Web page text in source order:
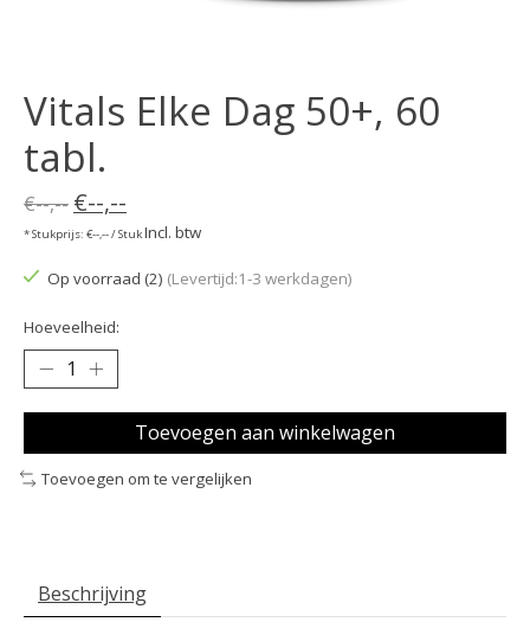
Vitals Elke Dag 50+, 60
tabl.
€--,-- €--,--
* Stukprijs: €--,-- / StukIncl. btw
Op voorraad (2) (Levertijd:1-3 werkdagen)
Hoeveelheid:
Toevoegen aan winkelwagen
Toevoegen om te vergelijken
Beschrijving